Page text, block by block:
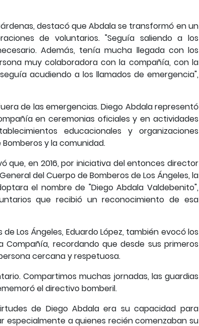
destacó que Abdala se transformó en un
de voluntarios. "Seguía saliendo a los
Además, tenía mucha llegada con los
muy colaboradora con la compañía, con la
acudiendo a los llamados de emergencia",
de las emergencias. Diego Abdala representó
en ceremonias oficiales y en actividades
educacionales y organizaciones
y la comunidad.
que, en 2016, por iniciativa del entonces director
del Cuerpo de Bomberos de Los Ángeles, la
el nombre de "Diego Abdala Valdebenito",
que recibió un reconocimiento de esa
Los Ángeles, Eduardo López, también evocó los
recordando que desde sus primeros
cercana y respetuosa.
Compartimos muchas jornadas, las guardias
el directivo bomberil.
de Diego Abdala era su capacidad para
especialmente a quienes recién comenzaban su